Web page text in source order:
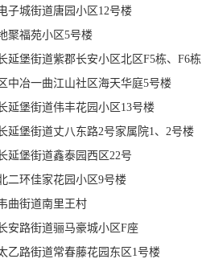
子城街道唐园小区12号楼
聚福苑小区5号楼
延堡街道紫郡长安小区北区F5栋、F6栋
中冶一曲江山社区海天华庭5号楼
延堡街道伟丰花园小区13号楼
延堡街道丈八东路2号家属院1、2号楼
延堡街道鑫泰园西区22号
二环佳家花园小区9号楼
曲街道南里王村
安路街道骊马豪城小区F座
乙路街道常春藤花园东区1号楼